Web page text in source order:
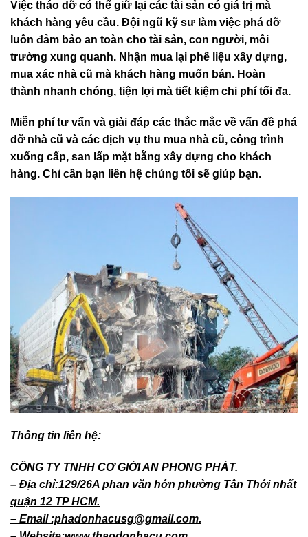
Việc tháo dỡ có thể giữ lại các tài sản có giá trị mà
khách hàng yêu cầu. Đội ngũ kỹ sư làm việc phá dỡ
luôn đảm bảo an toàn cho tài sản, con người, môi
trường xung quanh. Nhận mua lại phế liệu xây dựng,
mua xác nhà cũ mà khách hàng muốn bán. Hoàn
Miễn phí tư vấn và giải đáp các thắc mắc về vấn đề phá
dỡ nhà cũ và các dịch vụ thu mua nhà cũ, công trình
xuống cấp, san lấp mặt bằng xây dựng cho khách
CÔNG TY TNHH CƠ GIỚI AN PHONG PHÁT.
– Địa chỉ:129/26A phan văn hớn phường Tân Thới nhất
quận 12 TP HCM.
– Email :phadonhacusg@gmail.com.